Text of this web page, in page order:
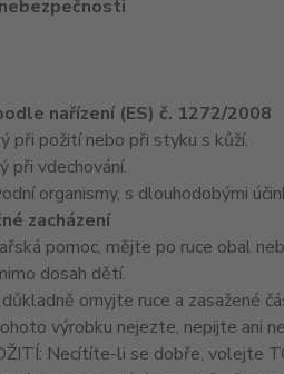
nařízení (ES) č. 1272/2008
při požití nebo při styku s kůží.
při vdechování.
organismy, s dlouhodobými
zacházení
pomoc, mějte po ruce obal
dosah dětí.
omyjte ruce a zasažené
výrobku nejezte, nepijte ani
Necítíte-li se dobře, volejte